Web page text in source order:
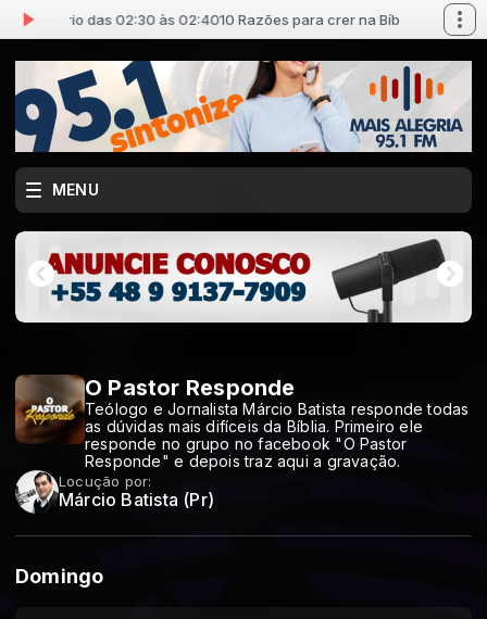
Diário das 02:30 às 02:4010 Razões para crer na Bíblia com Pão
MENU
O Pastor Responde
Teólogo e Jornalista Márcio Batista responde todas
as dúvidas mais difíceis da Bíblia. Primeiro ele
responde no grupo no facebook "O Pastor
Responde" e depois traz aqui a gravação.
Locução por:
Márcio Batista (Pr)
Domingo